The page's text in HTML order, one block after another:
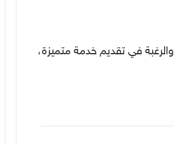
في تقديم خدمة متميزة،